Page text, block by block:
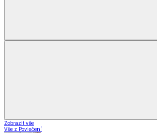
Zobrazit vše
Vše z Povlečení